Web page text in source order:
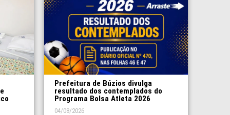
Prefeitura de Búzios divulga
resultado dos contemplados do
Programa Bolsa Atleta 2026
04/08/2026